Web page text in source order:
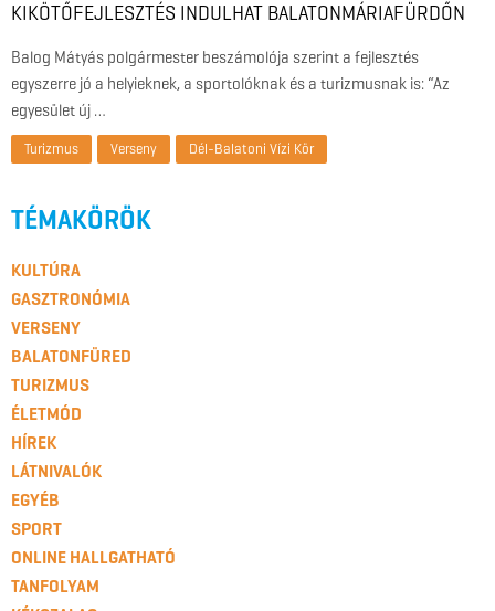
KIKÖTŐFEJLESZTÉS INDULHAT BALATONMÁRIAFÜRDŐN
Balog Mátyás polgármester beszámolója szerint a fejlesztés
egyszerre jó a helyieknek, a sportolóknak és a turizmusnak is: “Az
egyesület új …
Turizmus Verseny Dél-Balatoni Vízi Kör
TÉMAKÖRÖK
KULTÚRA
GASZTRONÓMIA
VERSENY
BALATONFÜRED
TURIZMUS
ÉLETMÓD
HÍREK
LÁTNIVALÓK
EGYÉB
SPORT
ONLINE HALLGATHATÓ
TANFOLYAM